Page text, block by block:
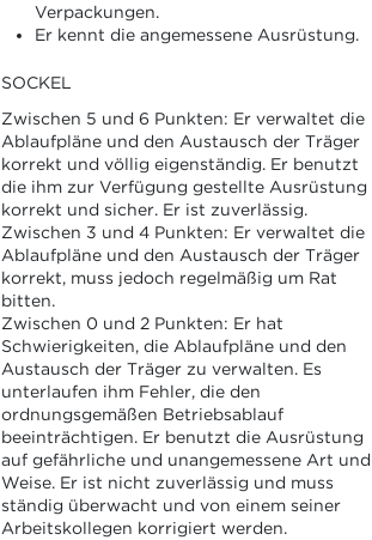
Verpackungen.
Er kennt die angemessene Ausrüstung.
SOCKEL
Zwischen 5 und 6 Punkten: Er verwaltet die
Ablaufpläne und den Austausch der Träger
korrekt und völlig eigenständig. Er benutzt
die ihm zur Verfügung gestellte Ausrüstung
korrekt und sicher. Er ist zuverlässig.
Zwischen 3 und 4 Punkten: Er verwaltet die
Ablaufpläne und den Austausch der Träger
korrekt, muss jedoch regelmäßig um Rat
bitten.
Zwischen 0 und 2 Punkten: Er hat
Schwierigkeiten, die Ablaufpläne und den
Austausch der Träger zu verwalten. Es
unterlaufen ihm Fehler, die den
ordnungsgemäßen Betriebsablauf
beeinträchtigen. Er benutzt die Ausrüstung
auf gefährliche und unangemessene Art und
Weise. Er ist nicht zuverlässig und muss
ständig überwacht und von einem seiner
Arbeitskollegen korrigiert werden.